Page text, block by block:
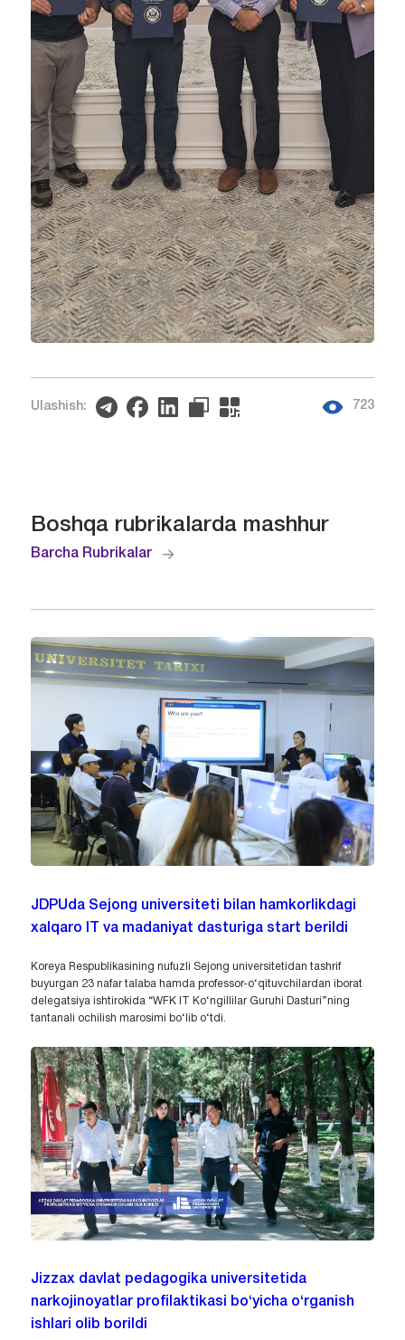
Ulashish: 723
Boshqa rubrikalarda mashhur
Barcha Rubrikalar
JDPUda Sejong universiteti bilan hamkorlikdagi
xalqaro IT va madaniyat dasturiga start berildi
Koreya Respublikasining nufuzli Sejong universitetidan tashrif
buyurgan 23 nafar talaba hamda professor-o‘qituvchilardan iborat
delegatsiya ishtirokida “WFK IT Ko‘ngillilar Guruhi Dasturi”ning
tantanali ochilish marosimi bo‘lib o‘tdi.
Jizzax davlat pedagogika universitetida
narkojinoyatlar profilaktikasi bo‘yicha o‘rganish
ishlari olib borildi